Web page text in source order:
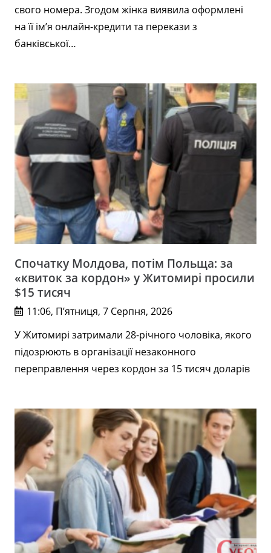
свого номера. Згодом жінка виявила оформлені
на її ім’я онлайн-кредити та перекази з
банківської…
Спочатку Молдова, потім Польща: за
«квиток за кордон» у Житомирі просили
$15 тисяч
11:06, П’ятниця, 7 Серпня, 2026
У Житомирі затримали 28-річного чоловіка, якого
підозрюють в організації незаконного
переправлення через кордон за 15 тисяч доларів